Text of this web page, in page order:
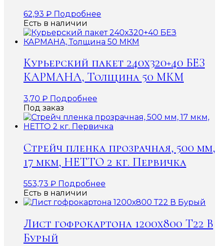
62,93 ₽ Подробнее
Есть в наличии
Курьерский пакет 240х320+40 БЕЗ
КАРМАНА, Толщина 50 МКМ
3,70 ₽ Подробнее
Под заказ
Стрейч пленка прозрачная, 500 мм,
17 мкм, НЕТТО 2 кг. Первичка
553,73 ₽ Подробнее
Есть в наличии
Лист гофрокартона 1200х800 Т22 В
Бурый